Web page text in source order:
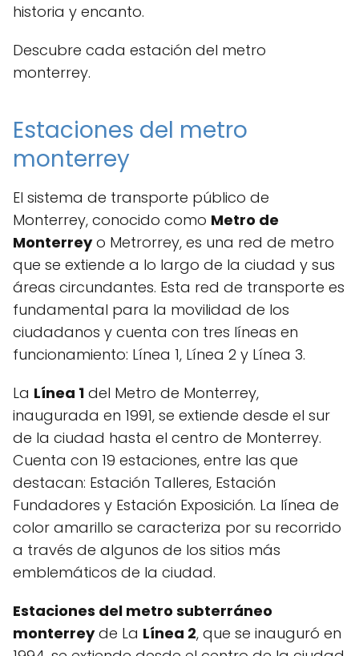
historia y encanto.
Descubre cada estación del metro
monterrey.
Estaciones del metro
monterrey
El sistema de transporte público de
Monterrey, conocido como Metro de
Monterreyo Metrorrey, es una red de metro
que se extiende a lo largo de la ciudad y sus
áreas circundantes. Esta red de transporte es
fundamental para la movilidad de los
ciudadanos y cuenta con tres líneas en
funcionamiento: Línea 1, Línea 2 y Línea 3.
La Línea 1 del Metro de Monterrey,
inaugurada en 1991, se extiende desde el sur
de la ciudad hasta el centro de Monterrey.
Cuenta con 19 estaciones, entre las que
destacan: Estación Talleres, Estación
Fundadores y Estación Exposición. La línea de
color amarillo se caracteriza por su recorrido
a través de algunos de los sitios más
emblemáticos de la ciudad.
Estaciones del metro subterráneo
monterreyde La Línea 2, que se inauguró en